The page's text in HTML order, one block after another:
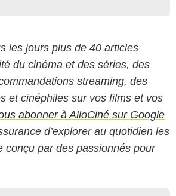
les jours plus de 40 articles
du cinéma et des séries, des
streaming, des
et cinéphiles sur vos films et vos
abonner à AlloCiné sur Google
d’explorer au quotidien les
conçu par des passionnés pour